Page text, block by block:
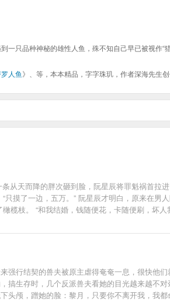
只品种神秘的雄性人鱼，殊不知自己早已被视
人鱼》、等，本本精品，字字珠玑，作者深海先生
而降的胖次砸到脸，阮星辰将罪魁祸首拉进
只摸了一边，五万。” 阮星辰才明白，原来在
榄枝。 “和我结婚，钱随便花，卡随便刷，
简直不是人。” “嗯，你昨晚说我是禽 “……”
强行结契的兽夫被原主虐得奄奄一息，很快他
搞生存时，几个反派兽夫看她的目光越来越不
头颅，蹭她的脸：黎月，只要你不离开我，我